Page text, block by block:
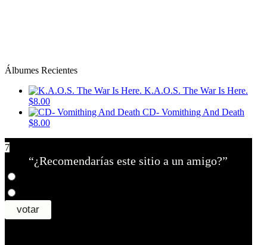
Álbumes Recientes
K.A.O.S. The War Is Here.
$8.00
CD- Vomithing And Death
$8.00
7
“¿Recomendarías este sitio a un amigo?”